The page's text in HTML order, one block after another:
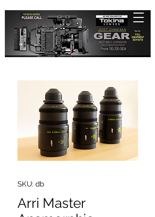
SKU: db
Arri Master